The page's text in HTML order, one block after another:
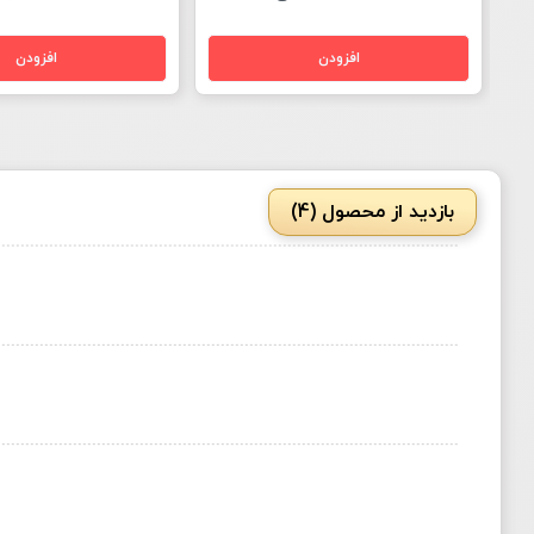
بازدید از محصول (4)